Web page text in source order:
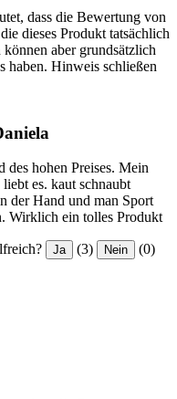
dass die Bewertung von
dieses Produkt tatsächlich
aber grundsätzlich
haben. Hinweis schließen
des hohen Preises. Mein
es. kaut schnaubt
der Hand und man Sport
Wirklich ein tolles Produkt
Ja (3) Nein (0)